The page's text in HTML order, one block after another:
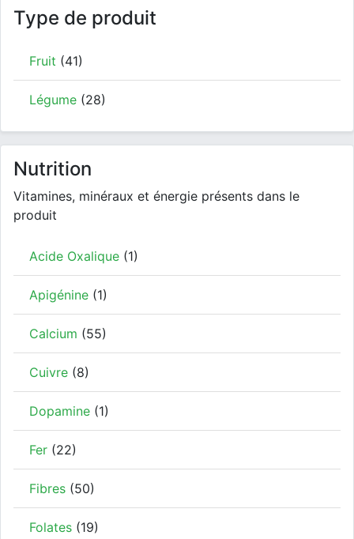
Type de produit
Fruit (41)
Légume (28)
Nutrition
Vitamines, minéraux et énergie présents dans le
produit
Acide Oxalique (1)
Apigénine (1)
Calcium (55)
Cuivre (8)
Dopamine (1)
Fer (22)
Fibres (50)
Folates (19)